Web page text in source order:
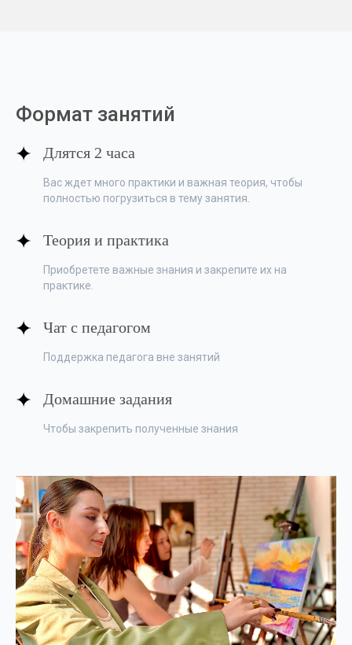
Формат занятий
Длятся 2 часа
Вас ждет много практики и важная теория, чтобы
полностью погрузиться в тему занятия.
Теория и практика
Приобретете важные знания и закрепите их на
практике.
Чат с педагогом
Поддержка педагога вне занятий
Домашние задания
Чтобы закрепить полученные знания